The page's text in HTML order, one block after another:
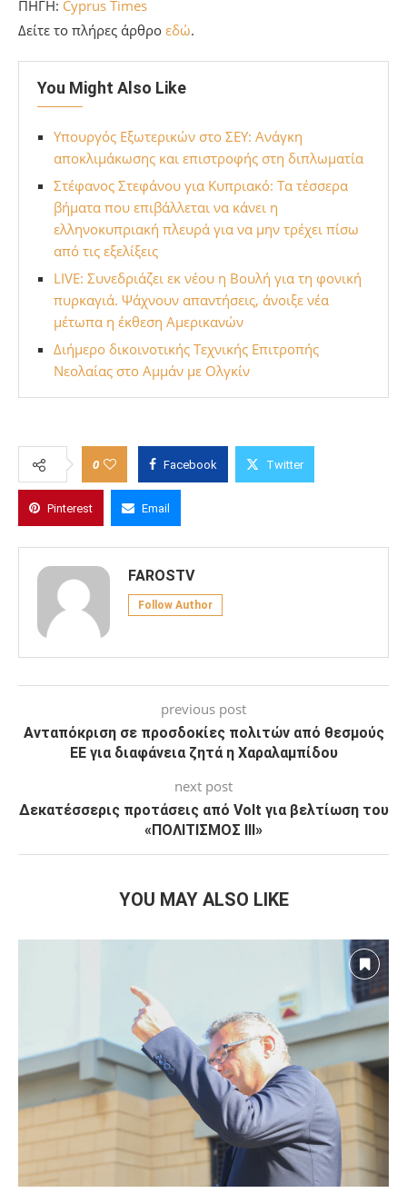
ΠΗΓΗ: Cyprus Times
Δείτε το πλήρες άρθρο εδώ.
You Might Also Like
Υπουργός Εξωτερικών στο ΣΕΥ: Ανάγκη
αποκλιμάκωσης και επιστροφής στη διπλωματία
Στέφανος Στεφάνου για Κυπριακό: Τα τέσσερα
βήματα που επιβάλλεται να κάνει η
ελληνοκυπριακή πλευρά για να μην τρέχει πίσω
από τις εξελίξεις
LIVE: Συνεδριάζει εκ νέου η Βουλή για τη φονική
πυρκαγιά. Ψάχνουν απαντήσεις, άνοιξε νέα
μέτωπα η έκθεση Αμερικανών
Διήμερο δικοινοτικής Τεχνικής Επιτροπής
Νεολαίας στο Αμμάν με Ολγκίν
0 Facebook Twitter
Pinterest Email
FAROSTV
Follow Author
previous post
Ανταπόκριση σε προσδοκίες πολιτών από θεσμούς
ΕΕ για διαφάνεια ζητά η Χαραλαμπίδου
next post
Δεκατέσσερις προτάσεις από Volt για βελτίωση του
«ΠΟΛΙΤΙΣΜΟΣ ΙΙΙ»
YOU MAY ALSO LIKE